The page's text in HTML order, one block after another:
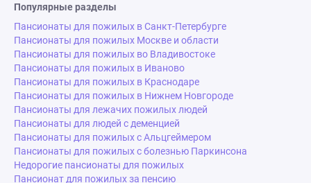
Популярные разделы
Пансионаты для пожилых в Санкт-Петербурге
Пансионаты для пожилых Москве и области
Пансионаты для пожилых во Владивостоке
Пансионаты для пожилых в Иваново
Пансионаты для пожилых в Краснодаре
Пансионаты для пожилых в Нижнем Новгороде
Пансионаты для лежачих пожилых людей
Пансионаты для людей с деменцией
Пансионаты для пожилых с Альцгеймером
Пансионаты для пожилых с болезнью Паркинсона
Недорогие пансионаты для пожилых
Пансионат для пожилых за пенсию